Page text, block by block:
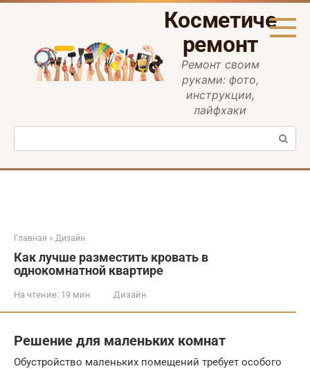
Перейти
ремонт
Ремонт своим
руками: фото,
инструкции,
лайфхаки
Поиск:
Главная » Дизайн
Как лучше разместить кровать в
однокомнатной квартире
На чтение: 19 мин Дизайн
Решение для маленьких комнат
Обустройство маленьких помещений требует особого